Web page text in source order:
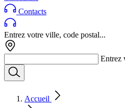
Contacts
Entrez votre ville, code postal...
Entrez
Accueil